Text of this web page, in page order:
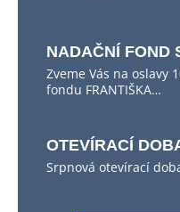
NADAČNÍ FOND
Zveme Vás na oslavy
fondu FRANTIŠKA…
OTEVÍRACÍ
Srpnová otevírací